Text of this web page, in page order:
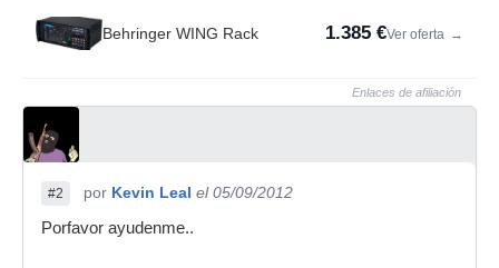
Behringer WING Rack 1.385 €Ver oferta →
Enlaces de afiliación
#2 por Kevin Leal el 05/09/2012
Porfavor ayudenme..